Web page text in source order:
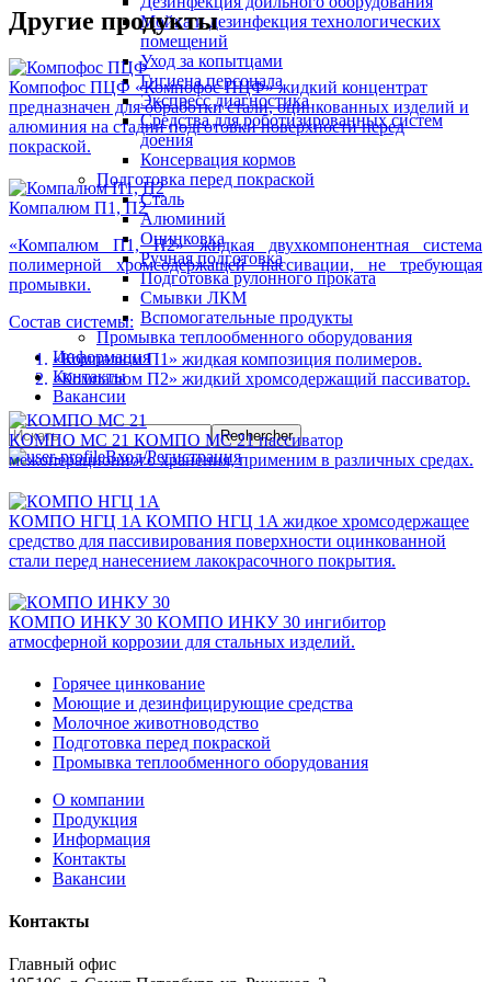
Мойка и дезинфекция технологических
помещений
Уход за копытцами
Гигиена персонала
Экспресс диагностика
Средства для роботизированных систем
доения
Консервация кормов
Подготовка перед покраской
Сталь
Алюминий
Оцинковка
Ручная подготовка
Подготовка рулонного проката
Смывки ЛКМ
Вспомогательные продукты
Промывка теплообменного оборудования
Информация
Контакты
Вакансии
Вход/Регистрация
Другие продукты
Компофос ПЦФ «Компофос ПЦФ» жидкий концентрат
предназначен для обработки стали, оцинкованных изделий и
алюминия на стадии подготовки поверхности перед
покраской.
Компалюм П1, П2
«Компалюм П1, П2» жидкая двухкомпонентная система
полимерной хромсодержащей пассивации, не требующая
промывки.
Состав системы:
«Компалюм П1» жидкая композиция полимеров.
«Компалюм П2» жидкий хромсодержащий пассиватор.
КОМПО МС 21 КОМПО МС 21 пассиватор
межоперационного хранения, применим в различных средах.
КОМПО НГЦ 1A КОМПО НГЦ 1A жидкое хромсодержащее
средство для пассивирования поверхности оцинкованной
стали перед нанесением лакокрасочного покрытия.
КОМПО ИНКУ 30 КОМПО ИНКУ 30 ингибитор
атмосферной коррозии для стальных изделий.
Горячее цинкование
Моющие и дезинфицирующие средства
Молочное животноводство
Подготовка перед покраской
Промывка теплообменного оборудования
О компании
Продукция
Информация
Контакты
Вакансии
Контакты
Главный офис